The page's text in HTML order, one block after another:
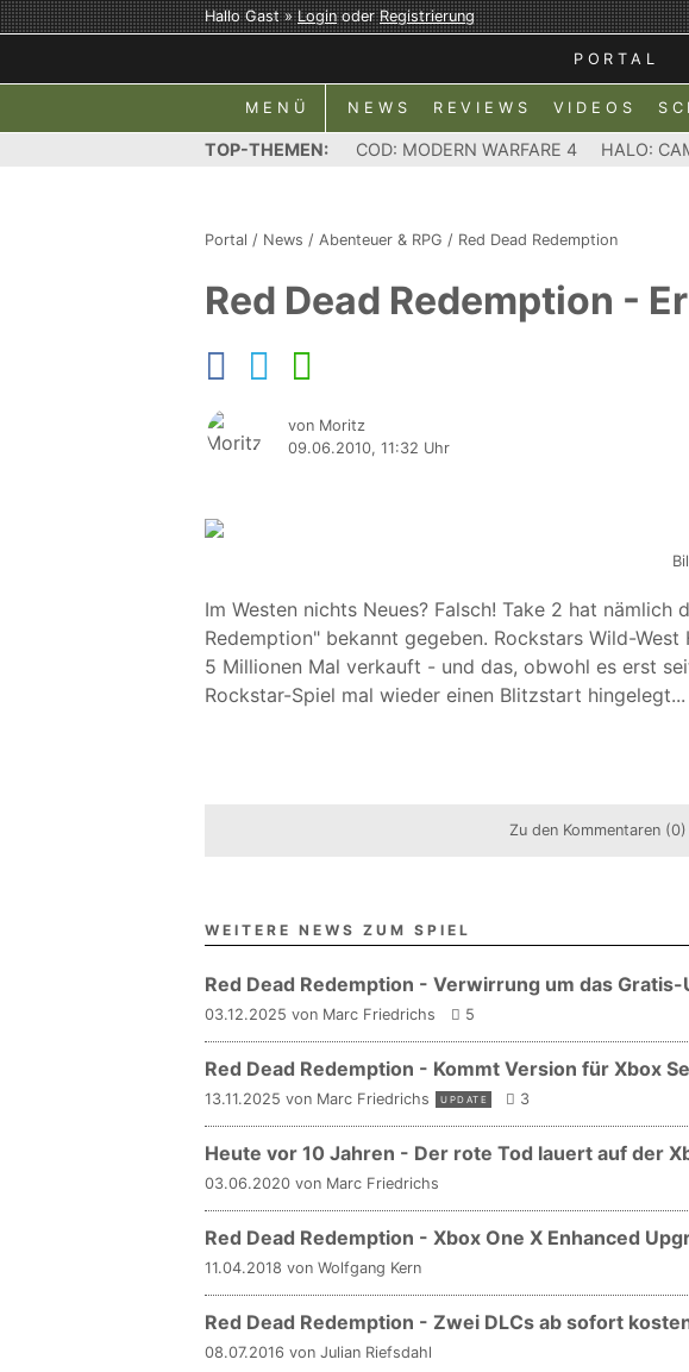
Hallo Gast »LoginoderRegistrierung
PORTAL
MENÜ NEWS REVIEWS VIDEOS
TOP-THEMEN: COD: MODERN WARFARE 4 HALO:
Portal / News / Abenteuer & RPG / Red Dead Redemption
Red Dead Redemption -
von Moritz
09.06.2010, 11:32 Uhr
Im Westen nichts Neues? Falsch! Take 2 hat nämlich
Redemption" bekannt gegeben. Rockstars Wild-
5 Millionen Mal verkauft - und das, obwohl es erst
Rockstar-Spiel mal wieder einen Blitzstart hingelegt...
Zu den Kommentaren (0)
WEITERE NEWS ZUM SPIEL
Red Dead Redemption - Verwirrung um das Gratis-
03.12.2025 von Marc Friedrichs 5
Red Dead Redemption - Kommt Version für Xbox
13.11.2025 von Marc Friedrichs UPDATE 3
Heute vor 10 Jahren - Der rote Tod lauert auf der
03.06.2020 von Marc Friedrichs
Red Dead Redemption - Xbox One X Enhanced
11.04.2018 von Wolfgang Kern
Red Dead Redemption - Zwei DLCs ab sofort
08.07.2016 von Julian Riefsdahl